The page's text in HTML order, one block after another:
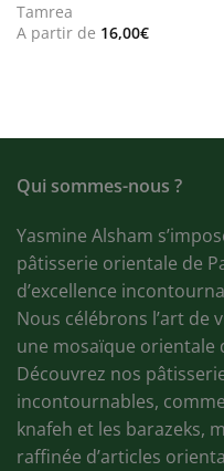
Tamrea
A partir de 16,00€
Qui sommes-nous ?
Yasmine Alsham
pâtisserie orientale de
d’excellence
Nous célébrons l’art de
une mosaïque orientale
Découvrez nos
incontournables,
knafeh et les barazeks,
raffinée d’articles